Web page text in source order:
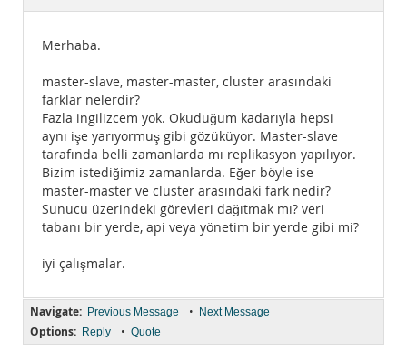
Documentation
Merhaba.
master-slave, master-master, cluster arasındaki
farklar nelerdir?
Fazla ingilizcem yok. Okuduğum kadarıyla hepsi
aynı işe yarıyormuş gibi gözüküyor. Master-slave
tarafında belli zamanlarda mı replikasyon yapılıyor.
Bizim istediğimiz zamanlarda. Eğer böyle ise
master-master ve cluster arasındaki fark nedir?
Sunucu üzerindeki görevleri dağıtmak mı? veri
tabanı bir yerde, api veya yönetim bir yerde gibi mi?
iyi çalışmalar.
Navigate: Previous Message • Next Message
Options: Reply • Quote